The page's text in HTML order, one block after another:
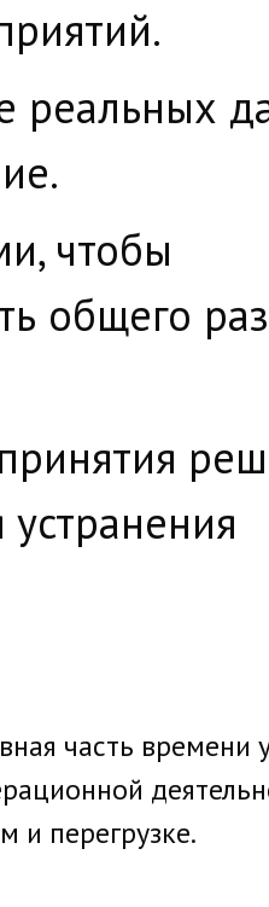
реальных
чтобы
общего
часть времени
и перегрузке.